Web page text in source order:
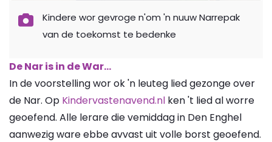
Kindere wor gevroge n'om 'n nuuw Narrepak
van de toekomst te bedenke
De Nar is in de War...
In de voorstelling wor ok 'n leuteg lied gezonge over
de Nar. Op Kindervastenavend.nl ken 't lied al worre
geoefend. Alle lerare die vemiddag in Den Enghel
aanwezig ware ebbe avvast uit volle borst geoefend.